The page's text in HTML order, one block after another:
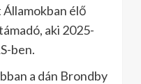
élő
aki 2025-
ben.
a dán Brondby